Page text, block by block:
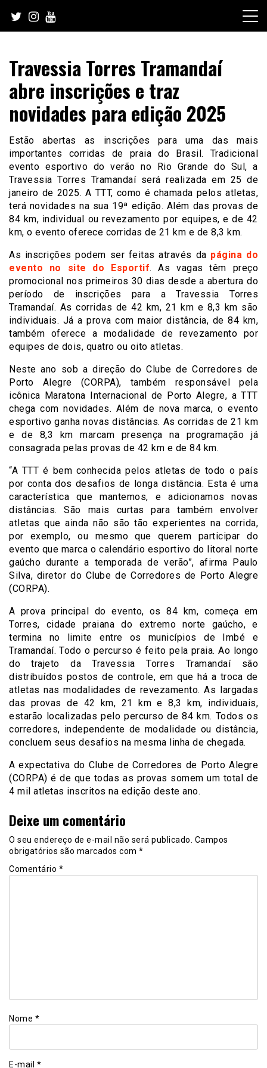
content
Travessia Torres Tramandaí
abre inscrições e traz
novidades para edição 2025
Estão abertas as inscrições para uma das mais
importantes corridas de praia do Brasil. Tradicional
evento esportivo do verão no Rio Grande do Sul, a
Travessia Torres Tramandaí será realizada em 25 de
janeiro de 2025. A TTT, como é chamada pelos atletas,
terá novidades na sua 19ª edição. Além das provas de
84 km, individual ou revezamento por equipes, e de 42
km, o evento oferece corridas de 21 km e de 8,3 km.
As inscrições podem ser feitas através da página do
evento no site do Esportif. As vagas têm preço
promocional nos primeiros 30 dias desde a abertura do
período de inscrições para a Travessia Torres
Tramandaí. As corridas de 42 km, 21 km e 8,3 km são
individuais. Já a prova com maior distância, de 84 km,
também oferece a modalidade de revezamento por
equipes de dois, quatro ou oito atletas.
Neste ano sob a direção do Clube de Corredores de
Porto Alegre (CORPA), também responsável pela
icônica Maratona Internacional de Porto Alegre, a TTT
chega com novidades. Além de nova marca, o evento
esportivo ganha novas distâncias. As corridas de 21 km
e de 8,3 km marcam presença na programação já
consagrada pelas provas de 42 km e de 84 km.
“A TTT é bem conhecida pelos atletas de todo o país
por conta dos desafios de longa distância. Esta é uma
característica que mantemos, e adicionamos novas
distâncias. São mais curtas para também envolver
atletas que ainda não são tão experientes na corrida,
por exemplo, ou mesmo que querem participar do
evento que marca o calendário esportivo do litoral norte
gaúcho durante a temporada de verão”, afirma Paulo
Silva, diretor do Clube de Corredores de Porto Alegre
(CORPA).
A prova principal do evento, os 84 km, começa em
Torres, cidade praiana do extremo norte gaúcho, e
termina no limite entre os municípios de Imbé e
Tramandaí. Todo o percurso é feito pela praia. Ao longo
do trajeto da Travessia Torres Tramandaí são
distribuídos postos de controle, em que há a troca de
atletas nas modalidades de revezamento. As largadas
das provas de 42 km, 21 km e 8,3 km, individuais,
estarão localizadas pelo percurso de 84 km. Todos os
corredores, independente de modalidade ou distância,
concluem seus desafios na mesma linha de chegada.
A expectativa do Clube de Corredores de Porto Alegre
(CORPA) é de que todas as provas somem um total de
4 mil atletas inscritos na edição deste ano.
Deixe um comentário
O seu endereço de e-mail não será publicado. Campos
obrigatórios são marcados com *
Comentário *
Nome *
E-mail *